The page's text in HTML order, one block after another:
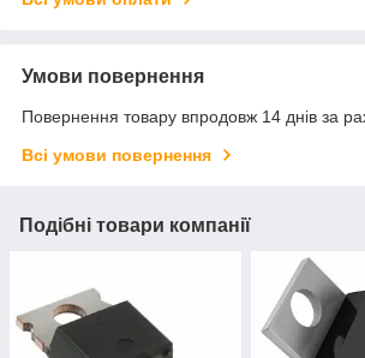
Умови повернення
Повернення товару впродовж 14 днів за
Всі умови повернення
Подібні товари компанії